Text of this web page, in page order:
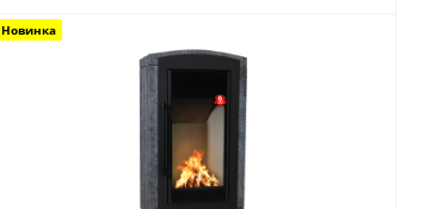
Новинка